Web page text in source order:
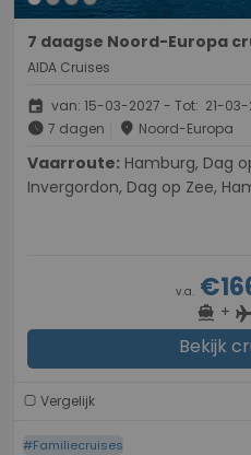
7 daagse Noord-Europa
AIDA Cruises
event van: 15-03-2027 - Tot: 21-03-
schedule 7 dagen place Noord-Europa
Vaarroute:
Invergordon, Dag op Zee,
v.a.
directions_boat + flight
Bekijk
Vergelijk
#Familiecruises